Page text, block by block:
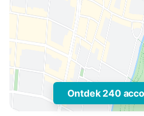
Ontdek 240